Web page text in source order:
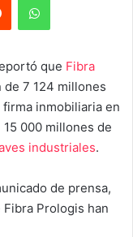
que Fibra
7 124 millones
inmobiliaria en
000 millones de
industriales.
de prensa,
Prologis han